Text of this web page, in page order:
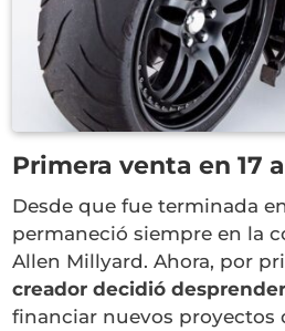
Primera venta en 17
Desde que fue terminada
permaneció siempre en la
Allen Millyard. Ahora, por
creador decidió
financiar nuevos proyectos